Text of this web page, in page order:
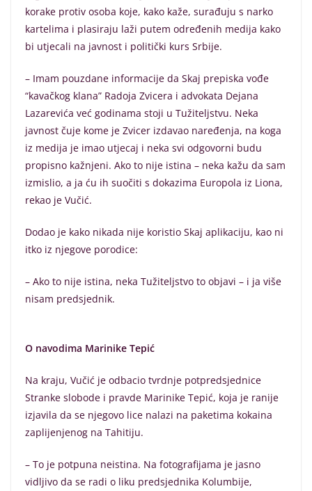
korake protiv osoba koje, kako kaže, surađuju s narko
kartelima i plasiraju laži putem određenih medija kako
bi utjecali na javnost i politički kurs Srbije.
– Imam pouzdane informacije da Skaj prepiska vođe
“kavačkog klana” Radoja Zvicera i advokata Dejana
Lazarevića već godinama stoji u Tužiteljstvu. Neka
javnost čuje kome je Zvicer izdavao naređenja, na koga
iz medija je imao utjecaj i neka svi odgovorni budu
propisno kažnjeni. Ako to nije istina – neka kažu da sam
izmislio, a ja ću ih suočiti s dokazima Europola iz Liona,
rekao je Vučić.
Dodao je kako nikada nije koristio Skaj aplikaciju, kao ni
itko iz njegove porodice:
– Ako to nije istina, neka Tužiteljstvo to objavi – i ja više
nisam predsjednik.
O navodima Marinike Tepić
Na kraju, Vučić je odbacio tvrdnje potpredsjednice
Stranke slobode i pravde Marinike Tepić, koja je ranije
izjavila da se njegovo lice nalazi na paketima kokaina
zaplijenjenog na Tahitiju.
– To je potpuna neistina. Na fotografijama je jasno
vidljivo da se radi o liku predsjednika Kolumbije,